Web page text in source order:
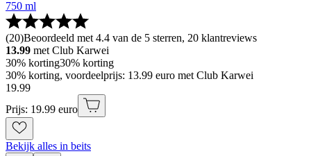
750 ml
(20)Beoordeeld met 4.4 van de 5 sterren, 20 klantreviews
13.99 met Club Karwei
30% korting30% korting
30% korting, voordeelprijs: 13.99 euro met Club Karwei
19.99
Prijs: 19.99 euro
Bekijk alles in beits